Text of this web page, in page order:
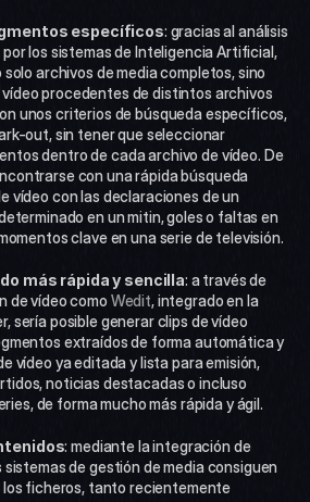
específicos: gracias al análisis
los sistemas de Inteligencia Artificial,
archivos de media completos, sino
procedentes de distintos archivos
unos criterios de búsqueda específicos,
out, sin tener que seleccionar
dentro de cada archivo de vídeo. De
con una rápida búsqueda
vídeo con las declaraciones de un
en un mitin, goles o faltas en
clave en una serie de televisión.
más rápida y sencilla: a través de
de vídeo como Wedit, integrado en la
sería posible generar clips de vídeo
extraídos de forma automática y
vídeo ya editada y lista para emisión,
noticias destacadas o incluso
de forma mucho más rápida y ágil.
: mediante la integración de
de gestión de media consiguen
los ficheros, tanto recientemente